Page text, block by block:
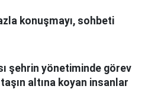
konuşmayı, sohbeti
şehrin yönetiminde görev
altına koyan insanlar